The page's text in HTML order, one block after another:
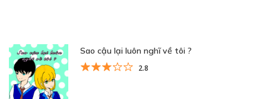
Sao cậu lại luôn nghĩ về tôi ?
2.8